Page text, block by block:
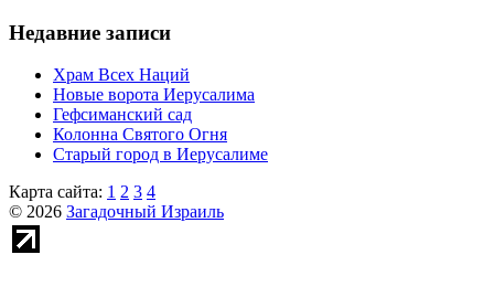
Недавние записи
Храм Всех Наций
Новые ворота Иерусалима
Гефсиманский сад
Колонна Святого Огня
Старый город в Иерусалиме
Карта сайта: 1 2 3 4
© 2026 Загадочный Израиль